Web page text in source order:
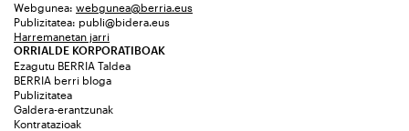
Webgunea: webgunea@berria.eus
Publizitatea: publi@bidera.eus
Harremanetan jarri
ORRIALDE KORPORATIBOAK
Ezagutu BERRIA Taldea
BERRIA berri bloga
Publizitatea
Galdera-erantzunak
Kontratazioak